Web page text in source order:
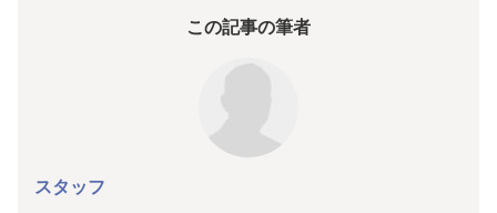
この記事の筆者
スタッフ